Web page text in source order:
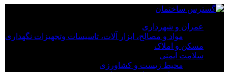
عمران و شهرداری
مواد و مصالح، ابزار آلات، تاسیسات وتجهیزات نگهداری
مسکن و املاک
سلامت ایمنی
محیط زیست و کشاورزی
×
عمران و شهرداری
مواد و مصالح، ابزار آلات، تاسیسات وتجهیزات نگهداری
مسکن و املاک
سلامت ایمنی